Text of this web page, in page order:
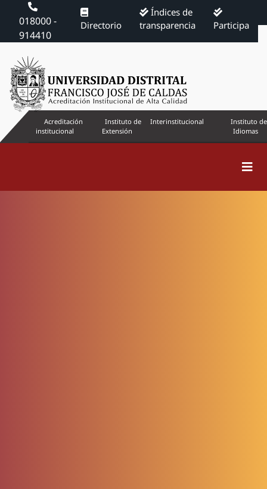
018000 -
914410
Directorio
Índices de
transparencia
Participa
Acreditación
institucional
Instituto de
Extensión
Interinstitucional
Instituto de
Idiomas